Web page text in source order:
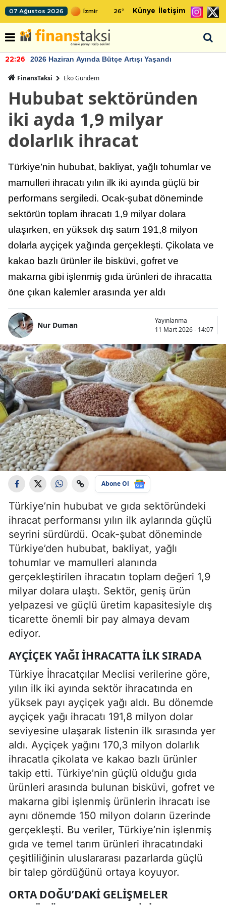
07 Ağustos 2026 26° Künye İletişim
22:26 2026 Haziran Ayında Bütçe Artışı Yaşandı
FinansTaksi Eko Gündem
Hububat sektöründen
iki ayda 1,9 milyar
dolarlık ihracat
Türkiye’nin hububat, bakliyat, yağlı tohumlar ve
mamulleri ihracatı yılın ilk iki ayında güçlü bir
performans sergiledi. Ocak-şubat döneminde
sektörün toplam ihracatı 1,9 milyar dolara
ulaşırken, en yüksek dış satım 191,8 milyon
dolarla ayçiçek yağında gerçekleşti. Çikolata ve
kakao bazlı ürünler ile bisküvi, gofret ve
makarna gibi işlenmiş gıda ürünleri de ihracatta
öne çıkan kalemler arasında yer aldı
Nur Duman
Yayınlanma
11 Mart 2026 - 14:07
Abone Ol
Türkiye’nin hububat ve gıda sektöründeki
ihracat performansı yılın ilk aylarında güçlü
seyrini sürdürdü. Ocak-şubat döneminde
Türkiye’den hububat, bakliyat, yağlı
tohumlar ve mamulleri alanında
gerçekleştirilen ihracatın toplam değeri 1,9
milyar dolara ulaştı. Sektör, geniş ürün
yelpazesi ve güçlü üretim kapasitesiyle dış
ticarette önemli bir pay almaya devam
ediyor.
AYÇIÇEK YAĞI IHRACATTA ILK SIRADA
Türkiye İhracatçılar Meclisi verilerine göre,
yılın ilk iki ayında sektör ihracatında en
yüksek payı ayçiçek yağı aldı. Bu dönemde
ayçiçek yağı ihracatı 191,8 milyon dolar
seviyesine ulaşarak listenin ilk sırasında yer
aldı. Ayçiçek yağını 170,3 milyon dolarlık
ihracatla çikolata ve kakao bazlı ürünler
takip etti. Türkiye’nin güçlü olduğu gıda
ürünleri arasında bulunan bisküvi, gofret ve
makarna gibi işlenmiş ürünlerin ihracatı ise
aynı dönemde 150 milyon doların üzerinde
gerçekleşti. Bu veriler, Türkiye’nin işlenmiş
gıda ve temel tarım ürünleri ihracatındaki
çeşitliliğinin uluslararası pazarlarda güçlü
bir talep gördüğünü ortaya koyuyor.
ORTA DOĞU’DAKI GELIŞMELER